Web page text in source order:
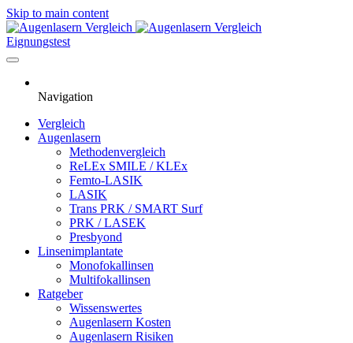
Skip to main content
Eignungstest
Navigation
Vergleich
Augenlasern
Methodenvergleich
ReLEx SMILE / KLEx
Femto-LASIK
LASIK
Trans PRK / SMART Surf
PRK / LASEK
Presbyond
Linsenimplantate
Monofokallinsen
Multifokallinsen
Ratgeber
Wissenswertes
Augenlasern Kosten
Augenlasern Risiken